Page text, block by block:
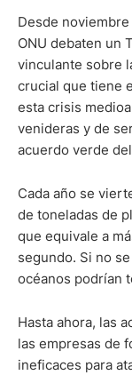
Desde
ONU debaten un
vinculante sobre
crucial que tiene
esta crisis
venideras y de
acuerdo verde
Cada año se
de toneladas de
que equivale a
segundo. Si no
océanos podrían
Hasta ahora, las
las empresas de
ineficaces para